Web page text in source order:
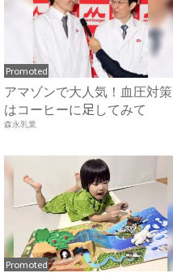
Promoted
アマゾンで大人気！血圧対策
はコーヒーに足してみて
森永乳業
Promoted